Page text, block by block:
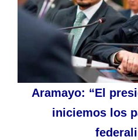
Aramayo: “El
iniciemos los